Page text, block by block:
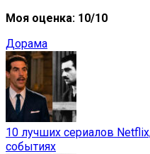
Моя оценка: 10/10
Дорама
10 лучших сериалов
событиях